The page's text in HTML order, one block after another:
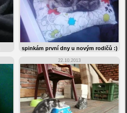
spinkám první dny u novým rodičů :)
22.10.2013